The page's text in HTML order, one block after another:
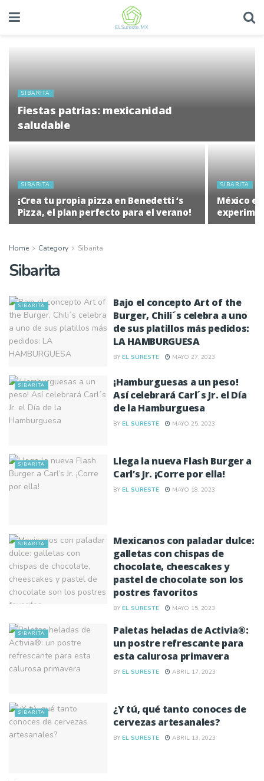
SIBARITA
Fiestas patrias: mexicanidad
saludable
SIBARITA
¡Crea tu propia pizza en Benedetti ‘s
Pizza, el plan perfecto para el verano!
SIBARITA
México
Home Category Sibarita
Sibarita
SIBARITA
Bajo el concepto Art of the
Burger, Chili´s celebra a uno
de sus platillos más pedidos:
LA HAMBURGUESA
BY EL SURESTE MAYO 27, 2023
SIBARITA
¡Hamburguesas a un peso!
Así celebrará Carl´s Jr. el Día
de la Hamburguesa
BY EL SURESTE MAYO 25, 2023
SIBARITA
Llega la nueva Flash Burger a
Carl’s Jr. ¡Corre por ella!
BY EL SURESTE MAYO 18, 2023
SIBARITA
Mexicanos con paladar dulce:
galletas con chispas de
chocolate, cheescakes y
pastel de chocolate son los
postres favoritos
BY EL SURESTE MAYO 15, 2023
SIBARITA
Paletas heladas de Activia®:
un postre refrescante para
esta calurosa primavera
BY EL SURESTE ABRIL 17, 2023
SIBARITA
¿Y tú, qué tanto conoces de
cervezas artesanales?
BY EL SURESTE ABRIL 13, 2023